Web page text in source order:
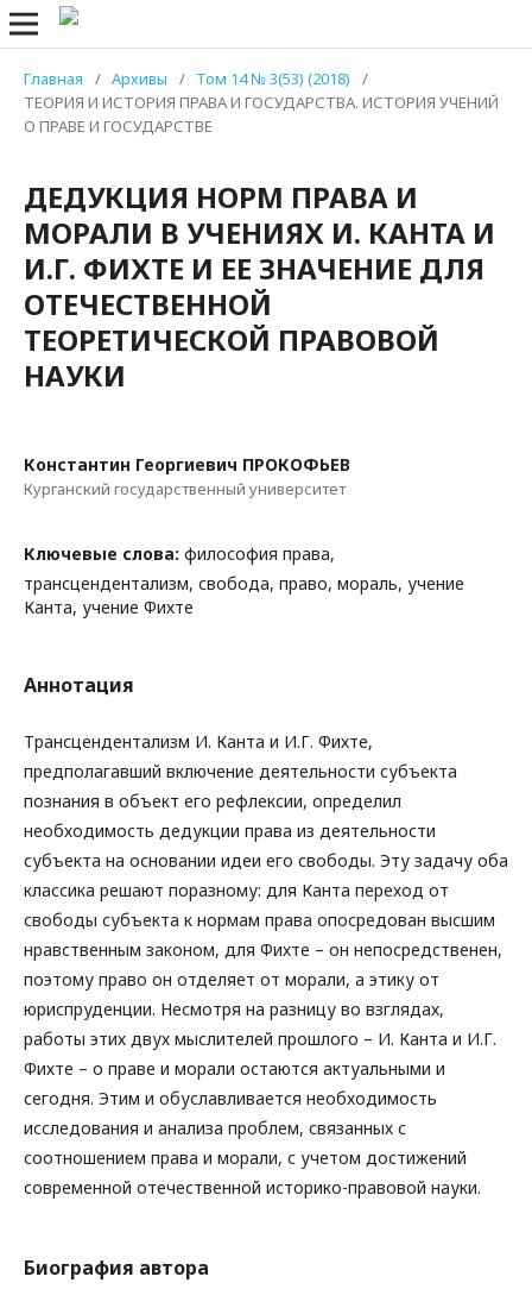
Главная / Архивы / Том 14 № 3(53) (2018)
/
ТЕОРИЯ И ИСТОРИЯ ПРАВА И ГОСУДАРСТВА. ИСТОРИЯ УЧЕНИЙ
О ПРАВЕ И ГОСУДАРСТВЕ
ДЕДУКЦИЯ НОРМ ПРАВА И
МОРАЛИ В УЧЕНИЯХ И. КАНТА И
И.Г. ФИХТЕ И ЕЕ ЗНАЧЕНИЕ ДЛЯ
ОТЕЧЕСТВЕННОЙ
ТЕОРЕТИЧЕСКОЙ ПРАВОВОЙ
НАУКИ
Константин Георгиевич ПРОКОФЬЕВ
Курганский государственный университет
Ключевые слова: философия права,
трансцендентализм, свобода, право, мораль, учение
Канта, учение Фихте
Аннотация
Трансцендентализм И. Канта и И.Г. Фихте,
предполагавший включение деятельности субъекта
познания в объект его рефлексии, определил
необходимость дедукции права из деятельности
субъекта на основании идеи его свободы. Эту задачу оба
классика решают поразному: для Канта переход от
свободы субъекта к нормам права опосредован высшим
нравственным законом, для Фихте – он непосредственен,
поэтому право он отделяет от морали, а этику от
юриспруденции. Несмотря на разницу во взглядах,
работы этих двух мыслителей прошлого – И. Канта и И.Г.
Фихте – о праве и морали остаются актуальными и
сегодня. Этим и обуславливается необходимость
исследования и анализа проблем, связанных с
соотношением права и морали, с учетом достижений
современной отечественной историко-правовой науки.
Биография автора